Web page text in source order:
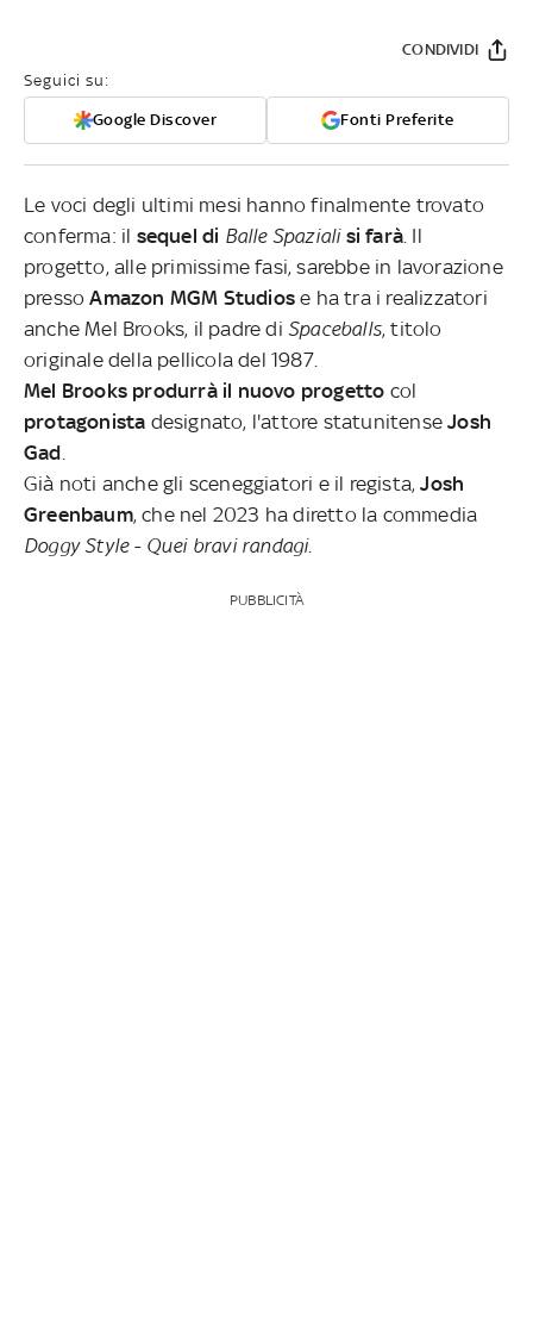
Seguici su:
Google Discover Fonti Preferite
CONDIVIDI
Le voci degli ultimi mesi hanno finalmente trovato
conferma: il sequel di Balle Spazialisi farà . Il
progetto, alle primissime fasi, sarebbe in lavorazione
pressoAmazon MGM Studios e ha tra i realizzatori
anche Mel Brooks, il padre di Spaceballs, titolo
originale della pellicola del 1987.
Mel Brooks produrrà il nuovo progetto col
protagonista designato, l'attore statunitense Josh
Gad
Già noti anche gli sceneggiatori e il regista, Josh
Greenbaum, che nel 2023 ha diretto la commedia
Doggy Style - Quei bravi randagi.
PUBBLICITÀ